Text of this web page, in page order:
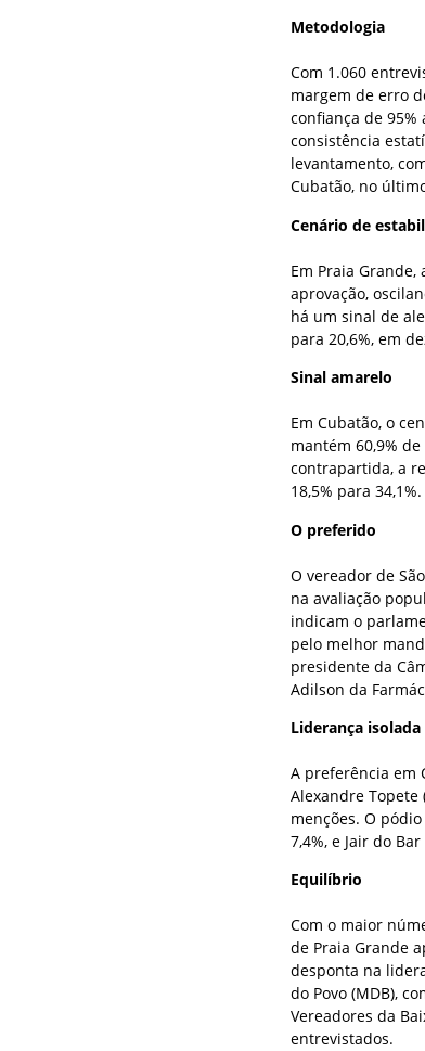
Metodologia
Com 1.060
margem de erro
confiança de
consistência
levantamento,
Cubatão, no
Cenário de
Em Praia
aprovação,
há um sinal de
para 20,6%, em
Sinal amarelo
Em Cubatão, o
mantém 60,9%
contrapartida, a
18,5% para 34,1%.
O preferido
O vereador de
na avaliação
indicam o
pelo melhor
presidente da
Adilson da
Liderança isolada
A preferência em
Alexandre Topete
menções. O
7,4%, e Jair do
Equilíbrio
Com o maior
de Praia Grande
desponta na
do Povo (MDB),
Vereadores da
entrevistados.